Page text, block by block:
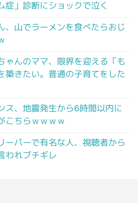
症」診断にショックで泣く
、山でラーメンを食べたらおじ
ゃんのママ、限界を迎える「も
築きたい。普通の子育てをした
ス、地震発生から6時間以内に
こちらｗｗｗｗ
ーパーで有名な人、視聴者から
われブチギレ